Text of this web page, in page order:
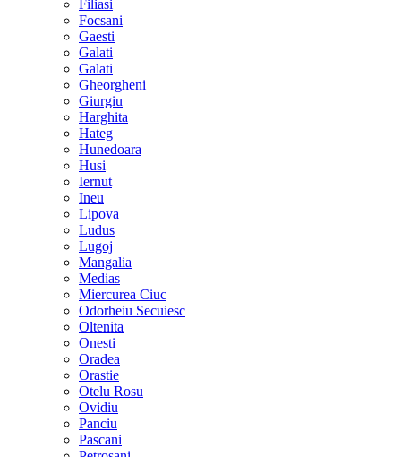
Filiasi
Focsani
Gaesti
Galati
Galati
Gheorgheni
Giurgiu
Harghita
Hateg
Hunedoara
Husi
Iernut
Ineu
Lipova
Ludus
Lugoj
Mangalia
Medias
Miercurea Ciuc
Odorheiu Secuiesc
Oltenita
Onesti
Oradea
Orastie
Otelu Rosu
Ovidiu
Panciu
Pascani